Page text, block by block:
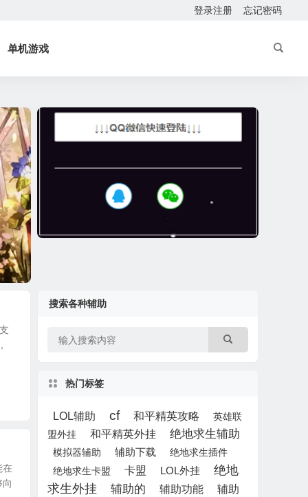
登录注册 忘记密码
单机游戏
在
搜索各种辅助
热门标签
LOL辅助 cf 和平精英攻略
英雄联
盟外挂
和平精英外挂 绝地求生辅助
模拟器辅助 辅助下载
绝地求生插件
绝地求生卡盟
卡盟 LOL外挂
绝地
求生外挂
辅助的 辅助功能 辅助